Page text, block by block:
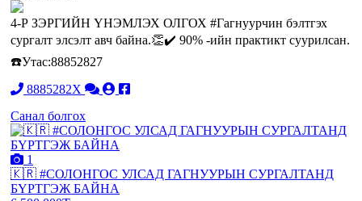
4-Р ЗЭРГИЙН ҮНЭМЛЭХ ОЛГОХ #Гагнуурчин бэлтгэх
сургалт элсэлт авч байна.👏✔️ 90% -ийн практикт суурилсан.
☎️Утас:88852827
8885282X
Санал болгох
1
🇰🇷 #СОЛОНГОС УЛСАД ГАГНУУРЫН СУРГАЛТАНД
БҮРТГЭЖ БАЙНА